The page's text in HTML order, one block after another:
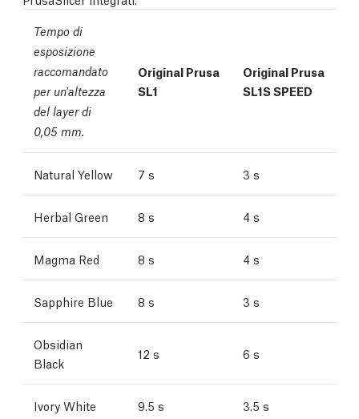
Tempo di
esposizione
raccomandato
per un'altezza
del layer di
0,05 mm.
Original Prusa
SL1
Original Prusa
SL1S SPEED
Natural Yellow 7 s 3 s
Herbal Green 8 s 4 s
Magma Red 8 s 4 s
Sapphire Blue 8 s 3 s
Obsidian
Black
12 s 6 s
Ivory White 9.5 s 3.5 s